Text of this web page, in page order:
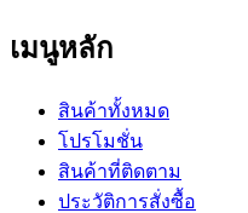
เมนูหลัก
สินค้าทั้งหมด
โปรโมชั่น
สินค้าที่ติดตาม
ประวัติการสั่งซื้อ